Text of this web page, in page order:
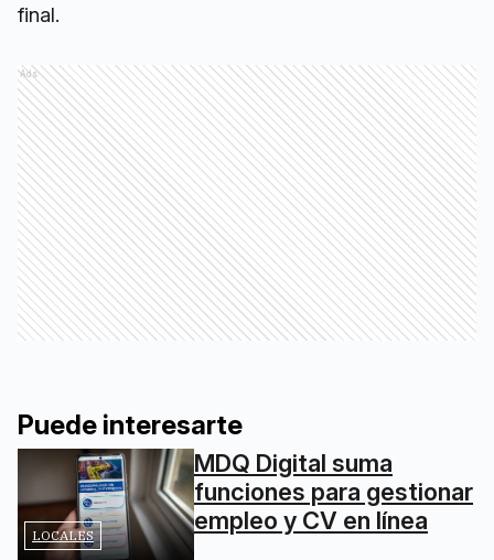
final.
Ads
Puede interesarte
LOCALES
MDQ Digital suma
funciones para gestionar
empleo y CV en línea